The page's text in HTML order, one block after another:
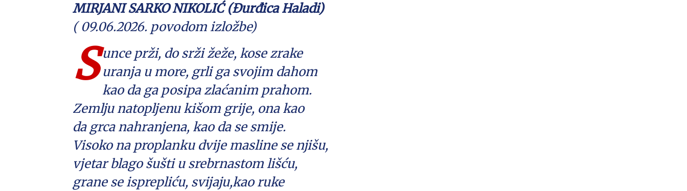
MIRJANI SARKO NIKOLIĆ (Đurđica Haladi)
( 09.06.2026. povodom izložbe)
S unce prži, do srži žeže, kose zrake
uranja u more, grli ga svojim dahom
kao da ga posipa zlaćanim prahom.
Zemlju natopljenu kišom grije, ona kao
da grca nahranjena, kao da se smije.
Visoko na proplanku dvije masline se njišu,
vjetar blago šušti u srebrnastom lišću,
grane se isprepliću, svijaju,kao ruke